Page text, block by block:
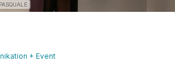
+ Event